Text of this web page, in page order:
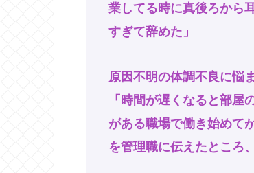
業してる時に真後ろから
すぎて辞めた」
原因不明の体調不良に悩
「時間が遅くなると部
がある職場で働き始めて
を管理職に伝えたところ、